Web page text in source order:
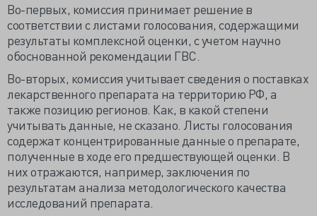
Во-первых, комиссия принимает решение в
соответствии с листами голосования, содержащими
результаты комплексной оценки, с учетом научно
обоснованной рекомендации ГВС.
Во-вторых, комиссия учитывает сведения о поставках
лекарственного препарата на территорию РФ, а
также позицию регионов. Как, в какой степени
учитывать данные, не сказано. Листы голосования
содержат концентрированные данные о препарате,
полученные в ходе его предшествующей оценки. В
них отражаются, например, заключения по
результатам анализа методологического качества
исследований препарата.